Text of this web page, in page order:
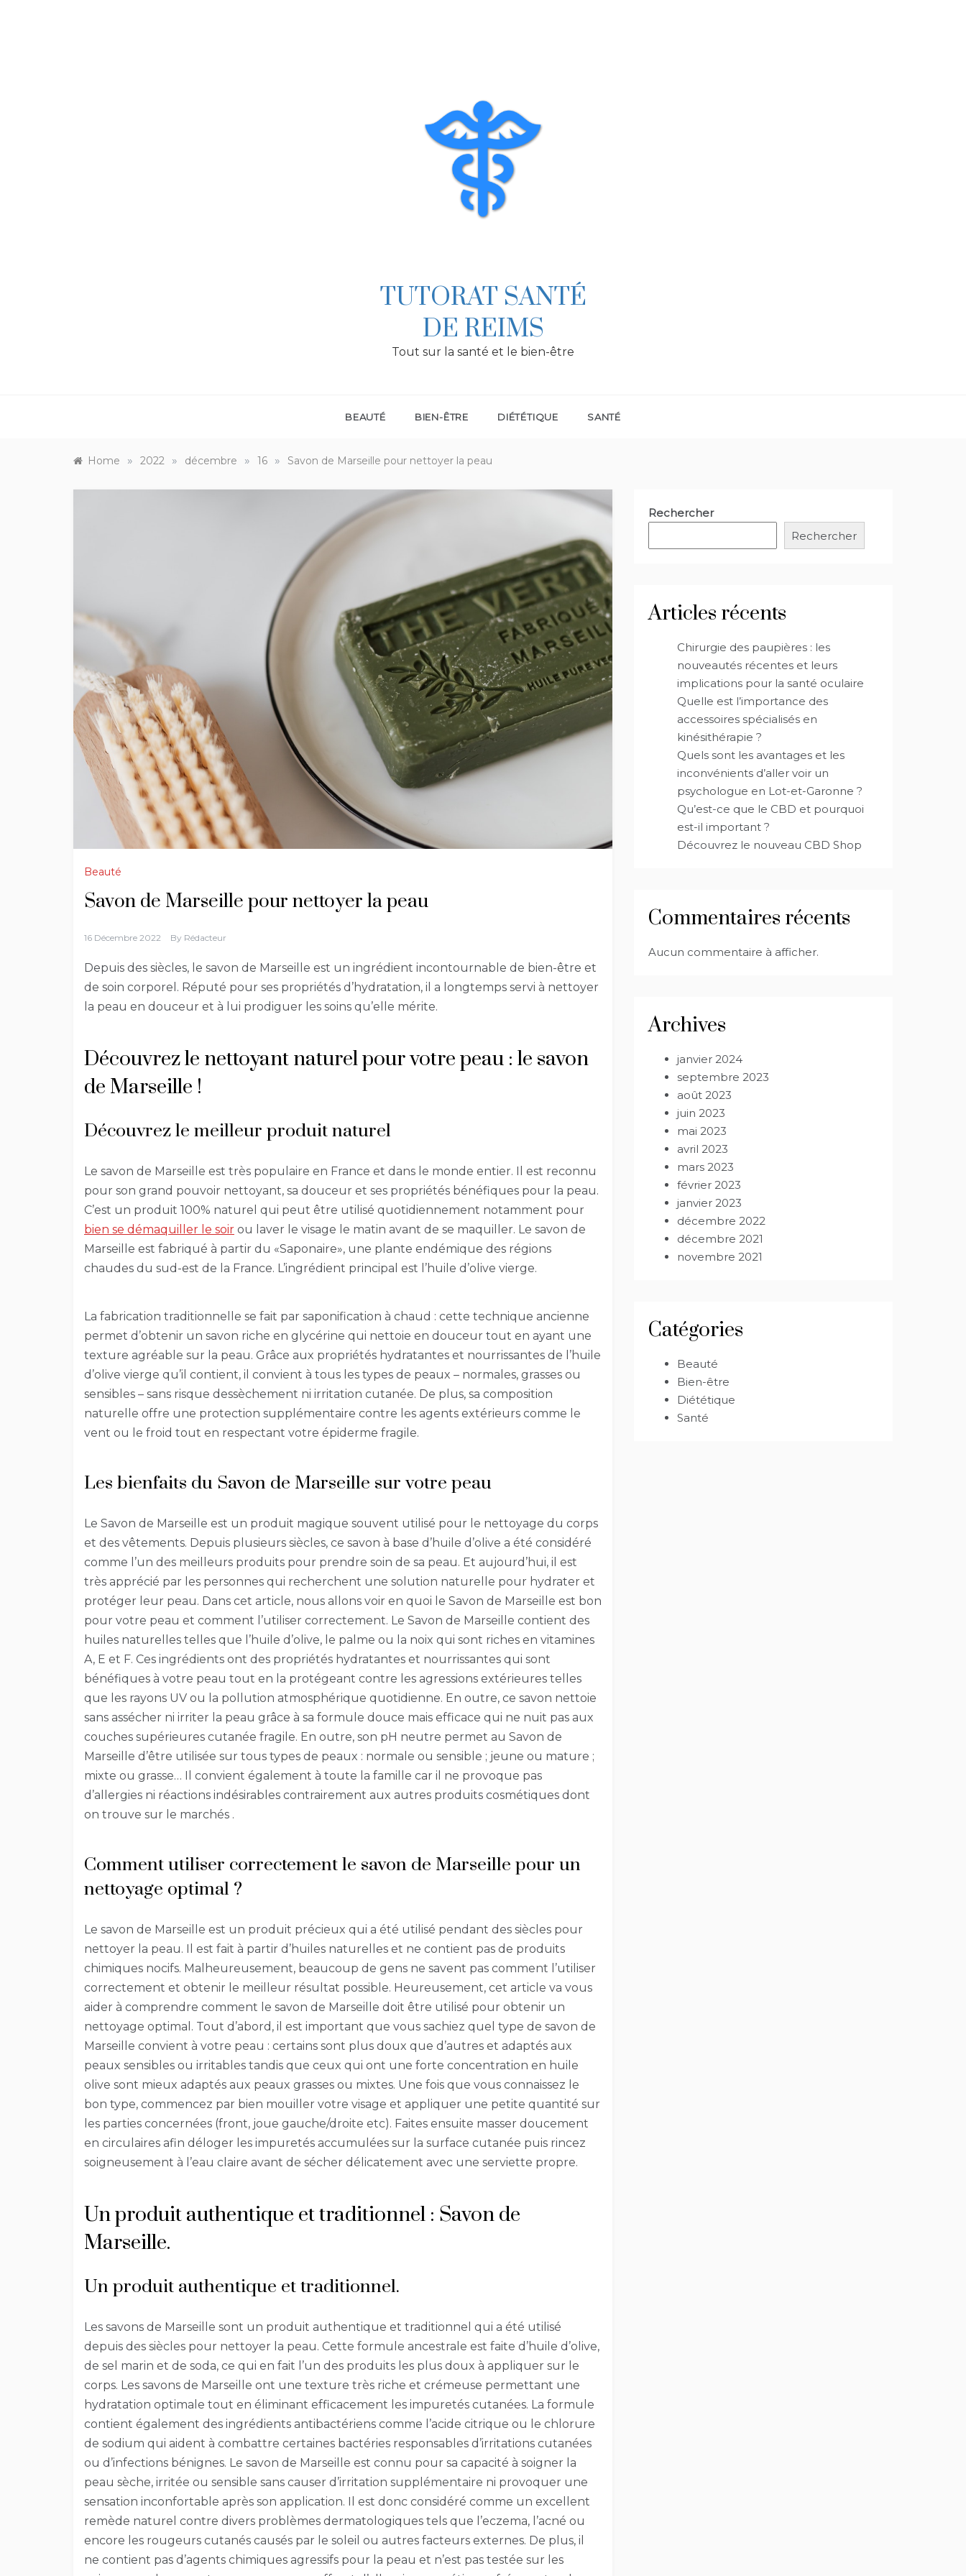
TUTORAT SANTÉ
DE REIMS
Tout sur la santé et le bien-être
BEAUTÉ BIEN-ÊTRE DIÉTÉTIQUE SANTÉ
Home » 2022 » décembre » 16 » Savon de Marseille pour nettoyer la peau
Beauté
Savon de Marseille pour nettoyer la peau
16 Décembre 2022 By Rédacteur
Depuis des siècles, le savon de Marseille est un ingrédient incontournable de bien-être et
de soin corporel. Réputé pour ses propriétés d’hydratation, il a longtemps servi à nettoyer
la peau en douceur et à lui prodiguer les soins qu’elle mérite.
Découvrez le nettoyant naturel pour votre peau : le savon
de Marseille !
Découvrez le meilleur produit naturel
Le savon de Marseille est très populaire en France et dans le monde entier. Il est reconnu
pour son grand pouvoir nettoyant, sa douceur et ses propriétés bénéfiques pour la peau.
C’est un produit 100% naturel qui peut être utilisé quotidiennement notamment pour
bien se démaquiller le soir ou laver le visage le matin avant de se maquiller. Le savon de
Marseille est fabriqué à partir du «Saponaire», une plante endémique des régions
chaudes du sud-est de la France. L’ingrédient principal est l’huile d’olive vierge.
La fabrication traditionnelle se fait par saponification à chaud : cette technique ancienne
permet d’obtenir un savon riche en glycérine qui nettoie en douceur tout en ayant une
texture agréable sur la peau. Grâce aux propriétés hydratantes et nourrissantes de l’huile
d’olive vierge qu’il contient, il convient à tous les types de peaux – normales, grasses ou
sensibles – sans risque dessèchement ni irritation cutanée. De plus, sa composition
naturelle offre une protection supplémentaire contre les agents extérieurs comme le
vent ou le froid tout en respectant votre épiderme fragile.
Les bienfaits du Savon de Marseille sur votre peau
Le Savon de Marseille est un produit magique souvent utilisé pour le nettoyage du corps
et des vêtements. Depuis plusieurs siècles, ce savon à base d’huile d’olive a été considéré
comme l’un des meilleurs produits pour prendre soin de sa peau. Et aujourd’hui, il est
très apprécié par les personnes qui recherchent une solution naturelle pour hydrater et
protéger leur peau. Dans cet article, nous allons voir en quoi le Savon de Marseille est bon
pour votre peau et comment l’utiliser correctement. Le Savon de Marseille contient des
huiles naturelles telles que l’huile d’olive, le palme ou la noix qui sont riches en vitamines
A, E et F. Ces ingrédients ont des propriétés hydratantes et nourrissantes qui sont
bénéfiques à votre peau tout en la protégeant contre les agressions extérieures telles
que les rayons UV ou la pollution atmosphérique quotidienne. En outre, ce savon nettoie
sans assécher ni irriter la peau grâce à sa formule douce mais efficace qui ne nuit pas aux
couches supérieures cutanée fragile. En outre, son pH neutre permet au Savon de
Marseille d’être utilisée sur tous types de peaux : normale ou sensible ; jeune ou mature ;
mixte ou grasse… Il convient également à toute la famille car il ne provoque pas
d’allergies ni réactions indésirables contrairement aux autres produits cosmétiques dont
on trouve sur le marchés .
Comment utiliser correctement le savon de Marseille pour un
nettoyage optimal ?
Le savon de Marseille est un produit précieux qui a été utilisé pendant des siècles pour
nettoyer la peau. Il est fait à partir d’huiles naturelles et ne contient pas de produits
chimiques nocifs. Malheureusement, beaucoup de gens ne savent pas comment l’utiliser
correctement et obtenir le meilleur résultat possible. Heureusement, cet article va vous
aider à comprendre comment le savon de Marseille doit être utilisé pour obtenir un
nettoyage optimal. Tout d’abord, il est important que vous sachiez quel type de savon de
Marseille convient à votre peau : certains sont plus doux que d’autres et adaptés aux
peaux sensibles ou irritables tandis que ceux qui ont une forte concentration en huile
olive sont mieux adaptés aux peaux grasses ou mixtes. Une fois que vous connaissez le
bon type, commencez par bien mouiller votre visage et appliquer une petite quantité sur
les parties concernées (front, joue gauche/droite etc). Faites ensuite masser doucement
en circulaires afin déloger les impuretés accumulées sur la surface cutanée puis rincez
soigneusement à l’eau claire avant de sécher délicatement avec une serviette propre.
Un produit authentique et traditionnel : Savon de
Marseille.
Un produit authentique et traditionnel.
Les savons de Marseille sont un produit authentique et traditionnel qui a été utilisé
depuis des siècles pour nettoyer la peau. Cette formule ancestrale est faite d’huile d’olive,
de sel marin et de soda, ce qui en fait l’un des produits les plus doux à appliquer sur le
corps. Les savons de Marseille ont une texture très riche et crémeuse permettant une
hydratation optimale tout en éliminant efficacement les impuretés cutanées. La formule
contient également des ingrédients antibactériens comme l’acide citrique ou le chlorure
de sodium qui aident à combattre certaines bactéries responsables d’irritations cutanées
ou d’infections bénignes. Le savon de Marseille est connu pour sa capacité à soigner la
peau sèche, irritée ou sensible sans causer d’irritation supplémentaire ni provoquer une
sensation inconfortable après son application. Il est donc considéré comme un excellent
remède naturel contre divers problèmes dermatologiques tels que l’eczema, l’acné ou
encore les rougeurs cutanés causés par le soleil ou autres facteurs externes. De plus, il
ne contient pas d’agents chimiques agressifs pour la peau et n’est pas testée sur les
Rechercher
Rechercher
Articles récents
Chirurgie des paupières : les
nouveautés récentes et leurs
implications pour la santé oculaire
Quelle est l’importance des
accessoires spécialisés en
kinésithérapie ?
Quels sont les avantages et les
inconvénients d’aller voir un
psychologue en Lot-et-Garonne ?
Qu’est-ce que le CBD et pourquoi
est-il important ?
Découvrez le nouveau CBD Shop
Commentaires récents
Aucun commentaire à afficher.
Archives
janvier 2024
septembre 2023
août 2023
juin 2023
mai 2023
avril 2023
mars 2023
février 2023
janvier 2023
décembre 2022
décembre 2021
novembre 2021
Catégories
Beauté
Bien-être
Diététique
Santé